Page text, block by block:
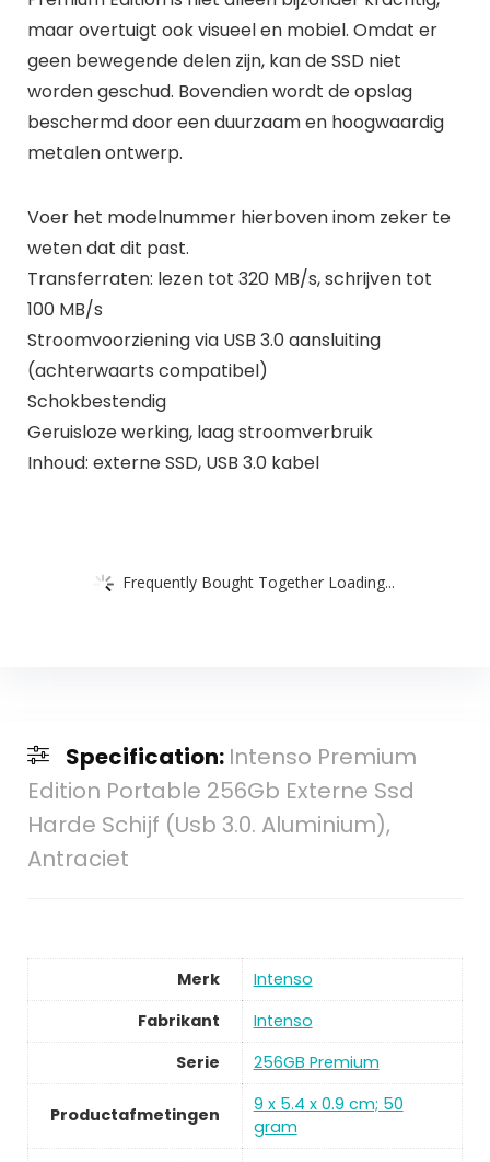
maar overtuigt ook visueel en mobiel. Omdat er
geen bewegende delen zijn, kan de SSD niet
worden geschud. Bovendien wordt de opslag
beschermd door een duurzaam en hoogwaardig
metalen ontwerp.
Voer het modelnummer hierboven inom zeker te
weten dat dit past.
Transferraten: lezen tot 320 MB/s, schrijven tot
100 MB/s
Stroomvoorziening via USB 3.0 aansluiting
(achterwaarts compatibel)
Schokbestendig
Geruisloze werking, laag stroomverbruik
Inhoud: externe SSD, USB 3.0 kabel
Frequently Bought Together Loading...
Specification: Intenso Premium
Edition Portable 256Gb Externe Ssd
Harde Schijf (Usb 3.0. Aluminium),
Antraciet
Merk
Intenso
Fabrikant
Intenso
Serie
256GB Premium
Productafmetingen
9 x 5.4 x 0.9 cm; 50
gram